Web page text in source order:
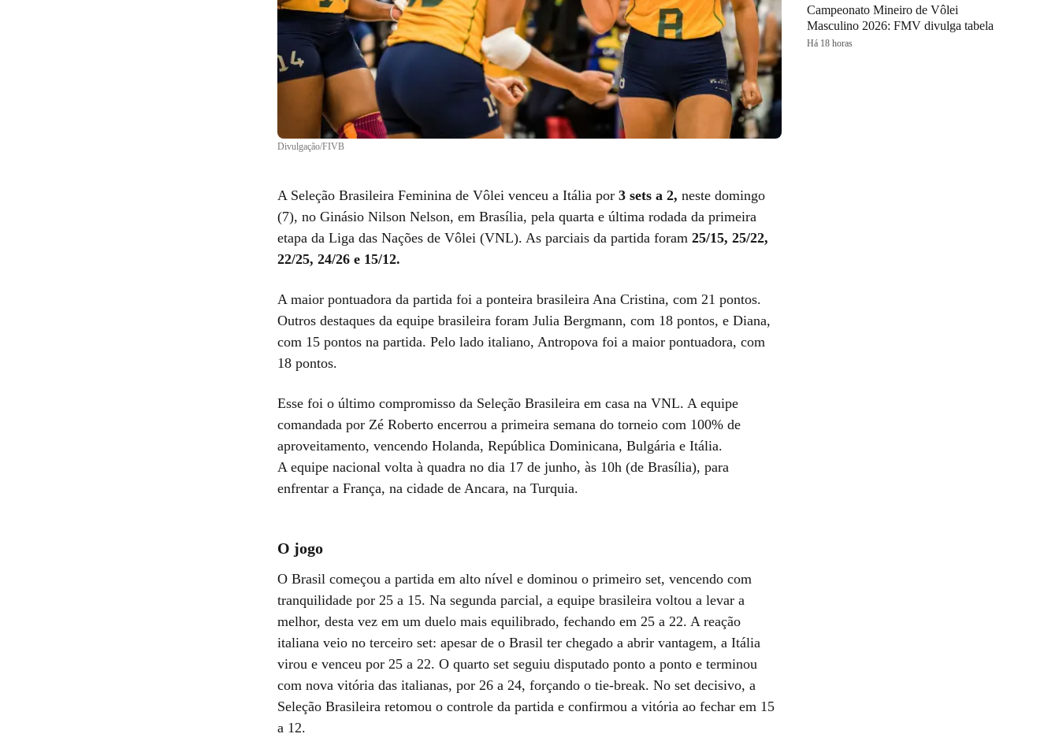
Divulgação/FIVB
A Seleção Brasileira Feminina de Vôlei venceu a Itália por 3 sets a 2, neste domingo
(7), no Ginásio Nilson Nelson, em Brasília, pela quarta e última rodada da primeira
etapa da Liga das Nações de Vôlei (VNL). As parciais da partida foram 25/15, 25/22,
22/25, 24/26 e 15/12.
A maior pontuadora da partida foi a ponteira brasileira Ana Cristina, com 21 pontos.
Outros destaques da equipe brasileira foram Julia Bergmann, com 18 pontos, e Diana,
com 15 pontos na partida. Pelo lado italiano, Antropova foi a maior pontuadora, com
18 pontos.
Esse foi o último compromisso da Seleção Brasileira em casa na VNL. A equipe
comandada por Zé Roberto encerrou a primeira semana do torneio com 100% de
aproveitamento, vencendo Holanda, República Dominicana, Bulgária e Itália.
A equipe nacional volta à quadra no dia 17 de junho, às 10h (de Brasília), para
enfrentar a França, na cidade de Ancara, na Turquia.
O jogo
O Brasil começou a partida em alto nível e dominou o primeiro set, vencendo com
tranquilidade por 25 a 15. Na segunda parcial, a equipe brasileira voltou a levar a
melhor, desta vez em um duelo mais equilibrado, fechando em 25 a 22. A reação
italiana veio no terceiro set: apesar de o Brasil ter chegado a abrir vantagem, a Itália
virou e venceu por 25 a 22. O quarto set seguiu disputado ponto a ponto e terminou
com nova vitória das italianas, por 26 a 24, forçando o tie-break. No set decisivo, a
Seleção Brasileira retomou o controle da partida e confirmou a vitória ao fechar em 15
a 12.
Campeonato Mineiro de Vôlei
Masculino 2026: FMV divulga tabela
Há 18 horas